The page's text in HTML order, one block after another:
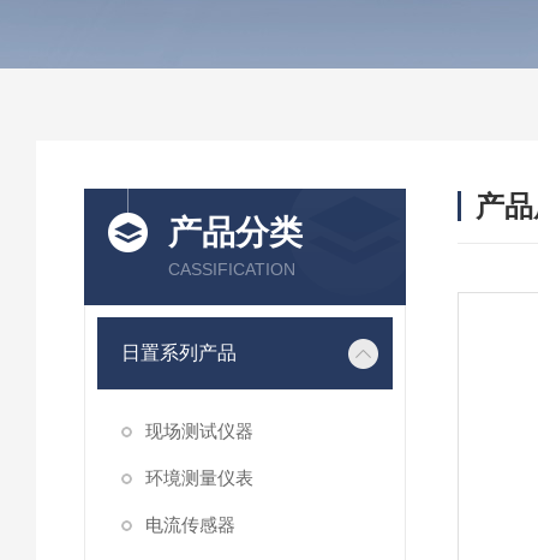
产品分类
CASSIFICATION
日置系列产品
现场测试仪器
环境测量仪表
电流传感器
产